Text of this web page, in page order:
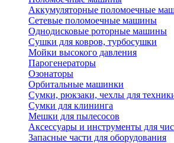
Аккумуляторные поломоечные
Сетевые поломоечные машины
Однодисковые роторные машины
Сушки для ковров, турбосушки
Мойки высокого давления
Парогенераторы
Озонаторы
Орбитальные машинки
Сумки, рюкзаки, чехлы для
Сумки для клининга
Мешки для пылесосов
Аксессуары и инструменты для
Запасные части для оборудования